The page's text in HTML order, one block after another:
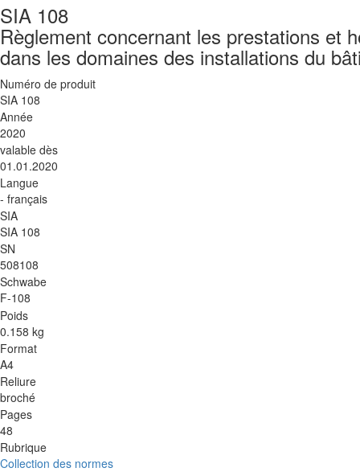
SIA 108
Règlement concernant les prestations et
dans les domaines des installations du
Numéro de produit
SIA 108
Année
2020
valable dès
01.01.2020
Langue
- français
SIA
SIA 108
SN
508108
Schwabe
F-108
Poids
0.158 kg
Format
A4
Reliure
broché
Pages
48
Rubrique
Collection des normes